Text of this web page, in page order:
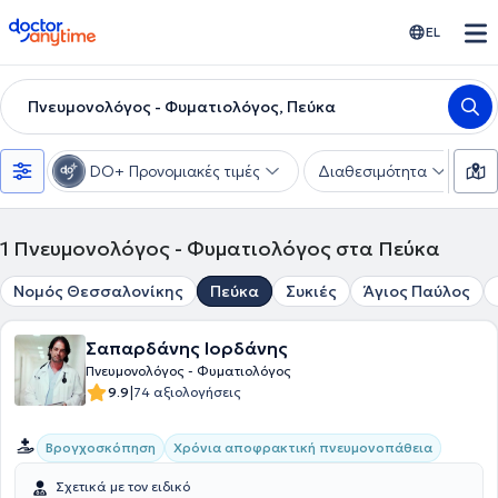
doctoranytime EL
Πνευμονολόγος - Φυματιολόγος, Πεύκα
DO+ Προνομιακές τιμές Διαθεσιμότητα
1 Πνευμονολόγος - Φυματιολόγος στα Πεύκα
Νομός Θεσσαλονίκης Πεύκα Συκιές Άγιος Παύλος
Σαπαρδάνης Ιορδάνης
Πνευμονολόγος - Φυματιολόγος
9.9|74 αξιολογήσεις
Βρογχοσκόπηση Χρόνια αποφρακτική πνευμονοπάθεια
Σχετικά με τον ειδικό